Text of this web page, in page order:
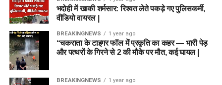
भदोही में खाकी शर्मसार: रिश्वत लेते पकड़े गए पुलिसकर्मी,
वीडियो वायरल |
BREAKINGNEWS 1 year ago
“चकराता के टाइगर फॉल में प्रकृति का कहर — भारी पेड़
और पत्थरों के गिरने से 2 की मौके पर मौत, कई घायल |
BREAKINGNEWS 1 year ago